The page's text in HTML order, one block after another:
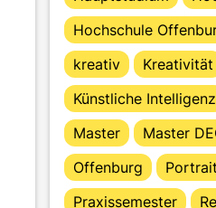
Hochschule
kreativ
Kreativität
Künstliche Intelligenz
Master
Master
Offenburg
Portrait
Praxissemester